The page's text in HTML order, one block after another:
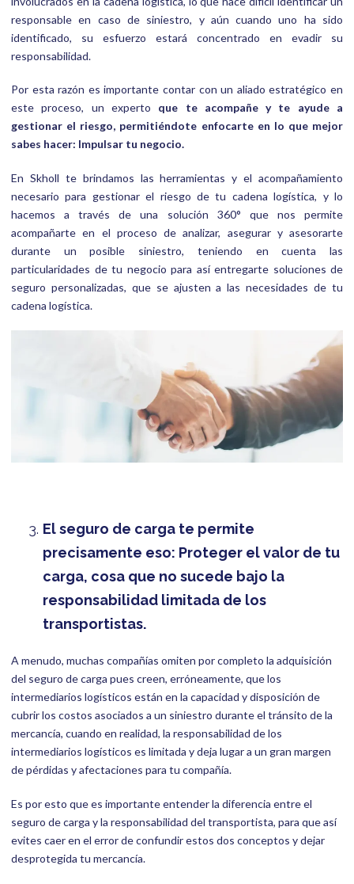
responsable en caso de siniestro, y aún cuando uno ha sido
identificado, su esfuerzo estará concentrado en evadir su
responsabilidad.
Por esta razón es importante contar con un aliado estratégico en
este proceso, un experto que te acompañe y te ayude a
gestionar el riesgo, permitiéndote enfocarte en lo que mejor
sabes hacer: Impulsar tu negocio.
En Skholl te brindamos las herramientas y el acompañamiento
necesario para gestionar el riesgo de tu cadena logística, y lo
hacemos a través de una solución 360° que nos permite
acompañarte en el proceso de analizar, asegurar y asesorarte
durante un posible siniestro, teniendo en cuenta las
particularidades de tu negocio para así entregarte soluciones de
seguro personalizadas, que se ajusten a las necesidades de tu
cadena logística.
El seguro de carga te permite
precisamente eso: Proteger el valor de tu
carga, cosa que no sucede bajo la
responsabilidad limitada de los
transportistas.
A menudo, muchas compañías omiten por completo la adquisición
del seguro de carga pues creen, erróneamente, que los
intermediarios logísticos están en la capacidad y disposición de
cubrir los costos asociados a un siniestro durante el tránsito de la
mercancía, cuando en realidad, la responsabilidad de los
intermediarios logísticos es limitada y deja lugar a un gran margen
de pérdidas y afectaciones para tu compañía.
Es por esto que es importante entender la diferencia entre el
seguro de carga y la responsabilidad del transportista, para que así
evites caer en el error de confundir estos dos conceptos y dejar
desprotegida tu mercancía.